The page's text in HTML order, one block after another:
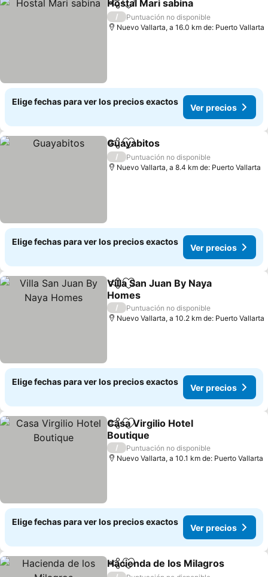
CompartirAgregar a favoritos
Hostal Mari sabina
/
Puntuación no disponible
Nuevo Vallarta, a 16.0 km de: Puerto Vallarta
Elige fechas para ver los precios exactos
Ver precios
CompartirAgregar a favoritos
Guayabitos
/
Puntuación no disponible
Nuevo Vallarta, a 8.4 km de: Puerto Vallarta
Elige fechas para ver los precios exactos
Ver precios
CompartirAgregar a favoritos
Villa San Juan By Naya
Homes
Ver precios
/
Puntuación no disponible
Nuevo Vallarta, a 10.2 km de: Puerto Vallarta
Elige fechas para ver los precios exactos
Ver precios
CompartirAgregar a favoritos
Casa Virgilio Hotel
Boutique
Ver precios
/
Puntuación no disponible
Nuevo Vallarta, a 10.1 km de: Puerto Vallarta
Elige fechas para ver los precios exactos
Ver precios
CompartirAgregar a favoritos
Hacienda de los Milagros